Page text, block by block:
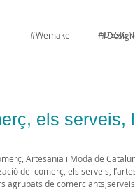
#Wemake
els serveis,
Artesania i Moda de
del comerç, els serveis,
agrupats de